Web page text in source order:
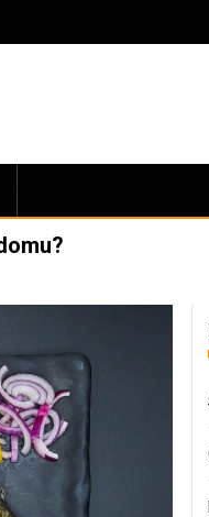
sposób na zrzucenie wagi